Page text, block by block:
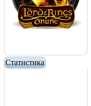
Статистика